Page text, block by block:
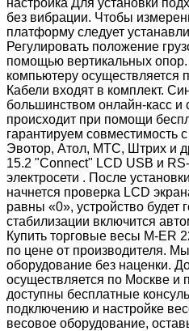
без вибрации. Чтобы
платформу следует
Регулировать положение
помощью вертикальных
компьютеру осуществляется
Кабели входят в комплект.
большинством онлайн-касс и
происходит при помощи
гарантируем совместимость
Эвотор, Атол, МТС, Штрих и
15.2 "Connect" LCD USB и
электросети . После
начнется проверка LCD
равны «0», устройство будет
стабилизации включится
Купить торговые весы M-ER
по цене от производителя.
оборудование без наценки.
осуществляется по Москве и
доступны бесплатные
подключению и настройке
весовое оборудование,